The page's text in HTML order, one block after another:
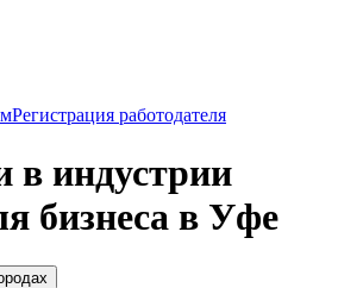
Регистрация работодателя
в индустрии
бизнеса в Уфе